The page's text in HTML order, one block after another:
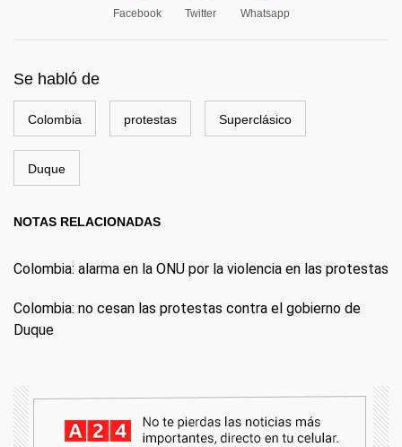
Facebook Twitter Whatsapp
Se habló de
Colombia protestas Superclásico
Duque
NOTAS RELACIONADAS
Colombia: alarma en la ONU por la violencia en las protestas
Colombia: no cesan las protestas contra el gobierno de
Duque